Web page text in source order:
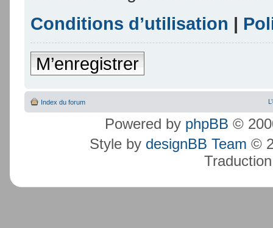
Conditions d’utilisation |
M’enregistrer
Index du forum
Powered by phpBB ©
Style by designBB Team ©